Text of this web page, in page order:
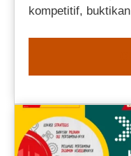
kompetitif,